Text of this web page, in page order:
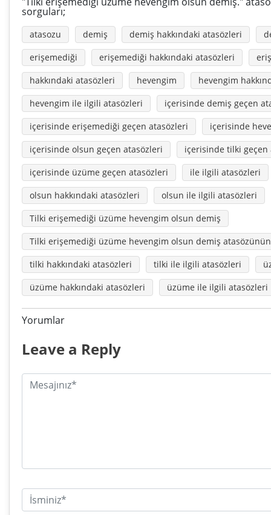
sorguları;
atasozu demiş demiş hakkındaki atasözleri
erişemediği
erişemediği hakkındaki atasözleri
hakkındaki atasözleri
hevengim
hevengim
hevengim ile ilgili atasözleri
içerisinde demiş geçen
içerisinde erişemediği geçen atasözleri
içerisinde
içerisinde olsun geçen atasözleri
içerisinde tilki geçen
içerisinde üzüme geçen atasözleri
ile ilgili atasözleri
olsun hakkındaki atasözleri
olsun ile ilgili atasözleri
Tilki erişemediği üzüme hevengim olsun demiş
Tilki erişemediği üzüme hevengim olsun demiş
tilki hakkındaki atasözleri
tilki ile ilgili atasözleri
üzüme hakkındaki atasözleri
üzüme ile ilgili atasözleri
Yorumlar
Leave a Reply